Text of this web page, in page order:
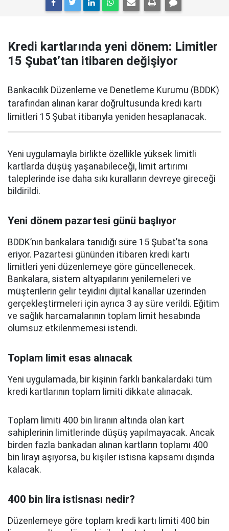
Kredi kartlarında yeni dönem: Limitler
15 Şubat’tan itibaren değişiyor
Bankacılık Düzenleme ve Denetleme Kurumu (BDDK)
tarafından alınan karar doğrultusunda kredi kartı
limitleri 15 Şubat itibarıyla yeniden hesaplanacak.
Yeni uygulamayla birlikte özellikle yüksek limitli
kartlarda düşüş yaşanabileceği, limit artırımı
taleplerinde ise daha sıkı kuralların devreye gireceği
bildirildi.
Yeni dönem pazartesi günü başlıyor
BDDK’nın bankalara tanıdığı süre 15 Şubat’ta sona
eriyor. Pazartesi gününden itibaren kredi kartı
limitleri yeni düzenlemeye göre güncellenecek.
Bankalara, sistem altyapılarını yenilemeleri ve
müşterilerin gelir teyidini dijital kanallar üzerinden
gerçekleştirmeleri için ayrıca 3 ay süre verildi. Eğitim
ve sağlık harcamalarının toplam limit hesabında
olumsuz etkilenmemesi istendi.
Toplam limit esas alınacak
Yeni uygulamada, bir kişinin farklı bankalardaki tüm
kredi kartlarının toplam limiti dikkate alınacak.
Toplam limiti 400 bin liranın altında olan kart
sahiplerinin limitlerinde düşüş yapılmayacak. Ancak
birden fazla bankadan alınan kartların toplamı 400
bin lirayı aşıyorsa, bu kişiler istisna kapsamı dışında
kalacak.
400 bin lira istisnası nedir?
Düzenlemeye göre toplam kredi kartı limiti 400 bin